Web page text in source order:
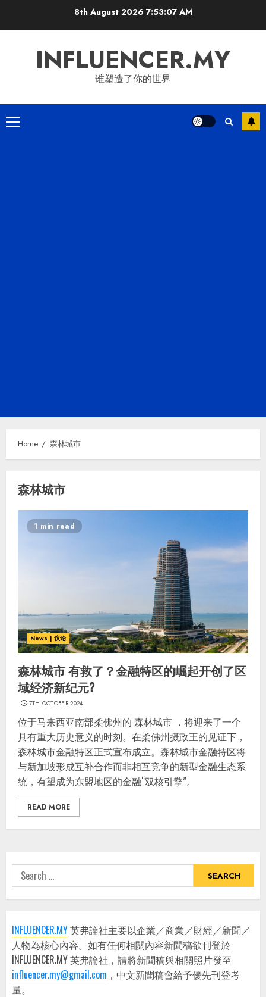
8th August 2026 7:53:08 AM
INFLUENCER.MY
谁塑造了你的世界
Primary
Home 森林城市
森林城市
1 min read
News | 议论
森林城市 有救了？金融特区的崛起开创了区
域经济新纪元?
7TH OCTOBER 2024
位于马来西亚南部柔佛州的 森林城市 ，将迎来了一个
具有重大历史意义的时刻。在柔佛州摄政王的见证下，
森林城市金融特区正式宣布成立。森林城市金融特区将
与新加坡形成互补合作而非相互竞争的新型金融生态系
统，有望成为东盟地区的金融“双核引擎”。
READ MORE
Search
for:
INFLUENCER.MY英弗論社主要以企業／商業／財經／新聞／
人物為核心內容。如有任何相關內容新聞稿欲刊登於
INFLUENCER.MY 英弗論社，請將新聞稿與相關照片發至
influencer.my@gmail.com ，中文新聞稿會給予優先刊登考
量。